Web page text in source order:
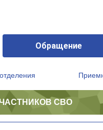
Обращение
СВО